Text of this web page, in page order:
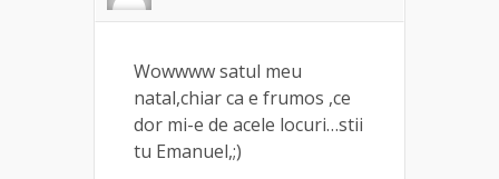
Wowwww satul meu
natal,chiar ca e frumos ,ce
dor mi-e de acele locuri…stii
tu Emanuel,;)